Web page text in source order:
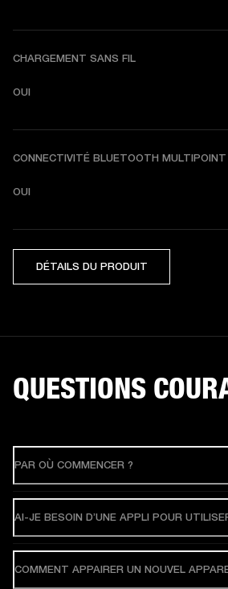
CHARGEMENT SANS FIL
OUI
CONNECTIVITÉ BLUETOOTH MULTIPOINT
OUI
DÉTAILS DU PRODUIT
QUESTIONS
PAR OÙ COMMENCER ?
AI-JE BESOIN D’UNE APPLI POUR
COMMENT APPAIRER UN NOUVEL